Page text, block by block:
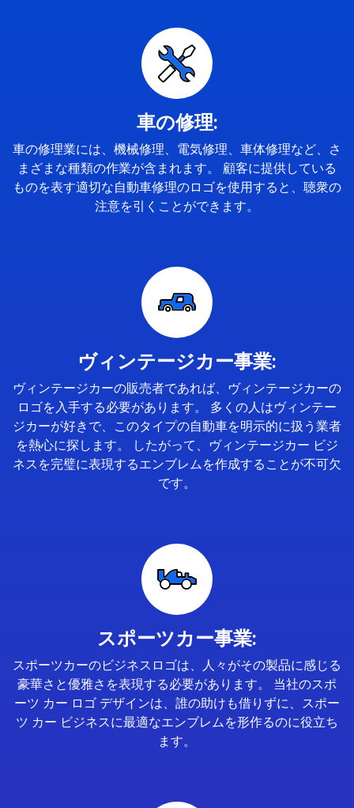
車の修理:
車の修理業には、機械修理、電気修理、車体修理など、さ
まざまな種類の作業が含まれます。 顧客に提供している
ものを表す適切な自動車修理のロゴを使用すると、聴衆の
注意を引くことができます。
ヴィンテージカー事業:
ヴィンテージカーの販売者であれば、ヴィンテージカーの
ロゴを入手する必要があります。 多くの人はヴィンテー
ジカーが好きで、このタイプの自動車を明示的に扱う業者
を熱心に探します。 したがって、ヴィンテージカー ビジ
ネスを完璧に表現するエンブレムを作成することが不可欠
です。
スポーツカー事業:
スポーツカーのビジネスロゴは、人々がその製品に感じる
豪華さと優雅さを表現する必要があります。 当社のスポ
ーツ カー ロゴ デザインは、誰の助けも借りずに、スポー
ツ カー ビジネスに最適なエンブレムを形作るのに役立ち
ます。